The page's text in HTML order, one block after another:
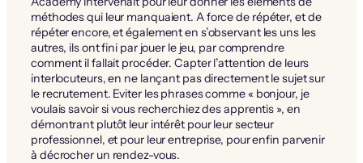
méthodes qui leur manquaient. A force de répéter, et de
répéter encore, et également en s’observant les uns les
autres, ils ont fini par jouer le jeu, par comprendre
comment il fallait procéder. Capter l’attention de leurs
interlocuteurs, en ne lançant pas directement le sujet sur
le recrutement. Eviter les phrases comme « bonjour, je
voulais savoir si vous recherchiez des apprentis », en
démontrant plutôt leur intérêt pour leur secteur
professionnel, et pour leur entreprise, pour enfin parvenir
à décrocher un rendez-vous.